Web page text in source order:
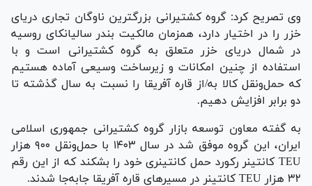
وی تصریح کرد: گروه کشتیرانی بزرگترین ناوگان تجاری دریای
خزر را در اختیار دارد، همزمان مالکیت بندر سالیانکای روسیه
در شمال دریای خزر متعلق به گروه کشتیرانی است و با
استفاده از چنین امکانات و زیرساخت وسیعی آماده هستیم
که حمل‌و‌نقل کالا به/از قاره آفریقا را نسبت به سال گذشته تا
دو برابر افزایش دهیم.
به گفته معاون توسعه بازار گروه کشتیرانی جمهوری اسلامی
ایران، این گروه موفق شد در سال ۱۴۰۳ با حمل‌و‌نقل ۹۰۰ هزار
TEU کانتینر رکورد حمل کانتینری خود را بشکند که از این رقم
۳۲ هزار TEU کانتینر در مسیر‌های قاره آفریقا جابه‌جا شدند.